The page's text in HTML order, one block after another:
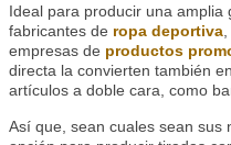
Ideal para producir una amplia
fabricantes de ropa deportiva
empresas de productos
directa la convierten también
artículos a doble cara, como
Así que, sean cuales sean sus